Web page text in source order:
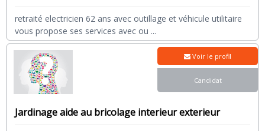
retraité electricien 62 ans avec outillage et véhicule utilitaire
vous propose ses services avec ou ...
Jardinage aide au bricolage interieur exterieur
Voir le profil
Candidat